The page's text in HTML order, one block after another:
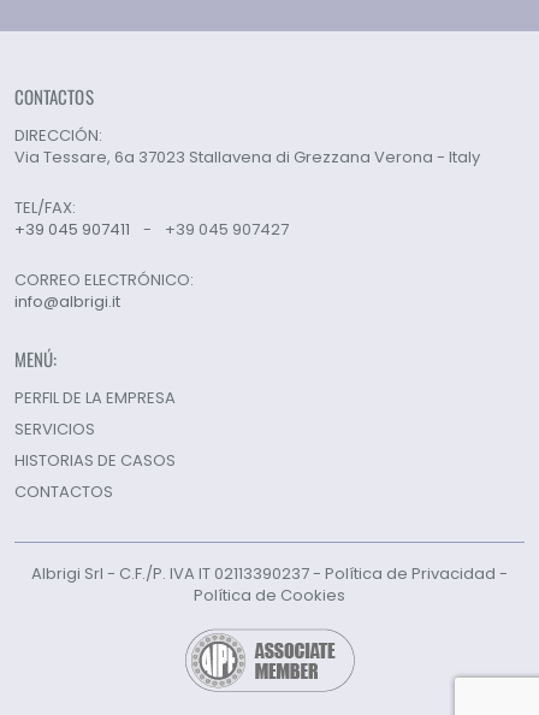
CONTACTOS
DIRECCIÓN:
Via Tessare, 6a 37023 Stallavena di Grezzana Verona - Italy
TEL/FAX:
+39 045 907411
- +39 045 907427
CORREO ELECTRÓNICO:
info@albrigi.it
MENÚ:
PERFIL DE LA EMPRESA
SERVICIOS
HISTORIAS DE CASOS
CONTACTOS
Albrigi Srl - C.F./P. IVA IT 02113390237 - Política de Privacidad -
Política de Cookies